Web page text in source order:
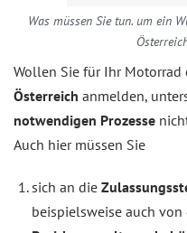
Was müssen Sie tun. um ein
Wollen Sie für Ihr Motorrad
Österreich anmelden,
notwendigen Prozesse
Auch hier müssen Sie
sich an die
beispielsweise auch von